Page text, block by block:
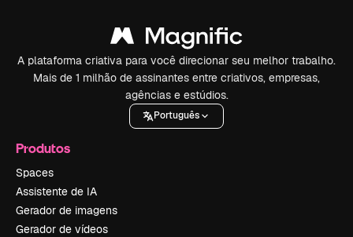
A plataforma criativa para você direcionar seu melhor trabalho.
Mais de 1 milhão de assinantes entre criativos, empresas,
agências e estúdios.
Português
Produtos
Spaces
Assistente de IA
Gerador de imagens
Gerador de vídeos